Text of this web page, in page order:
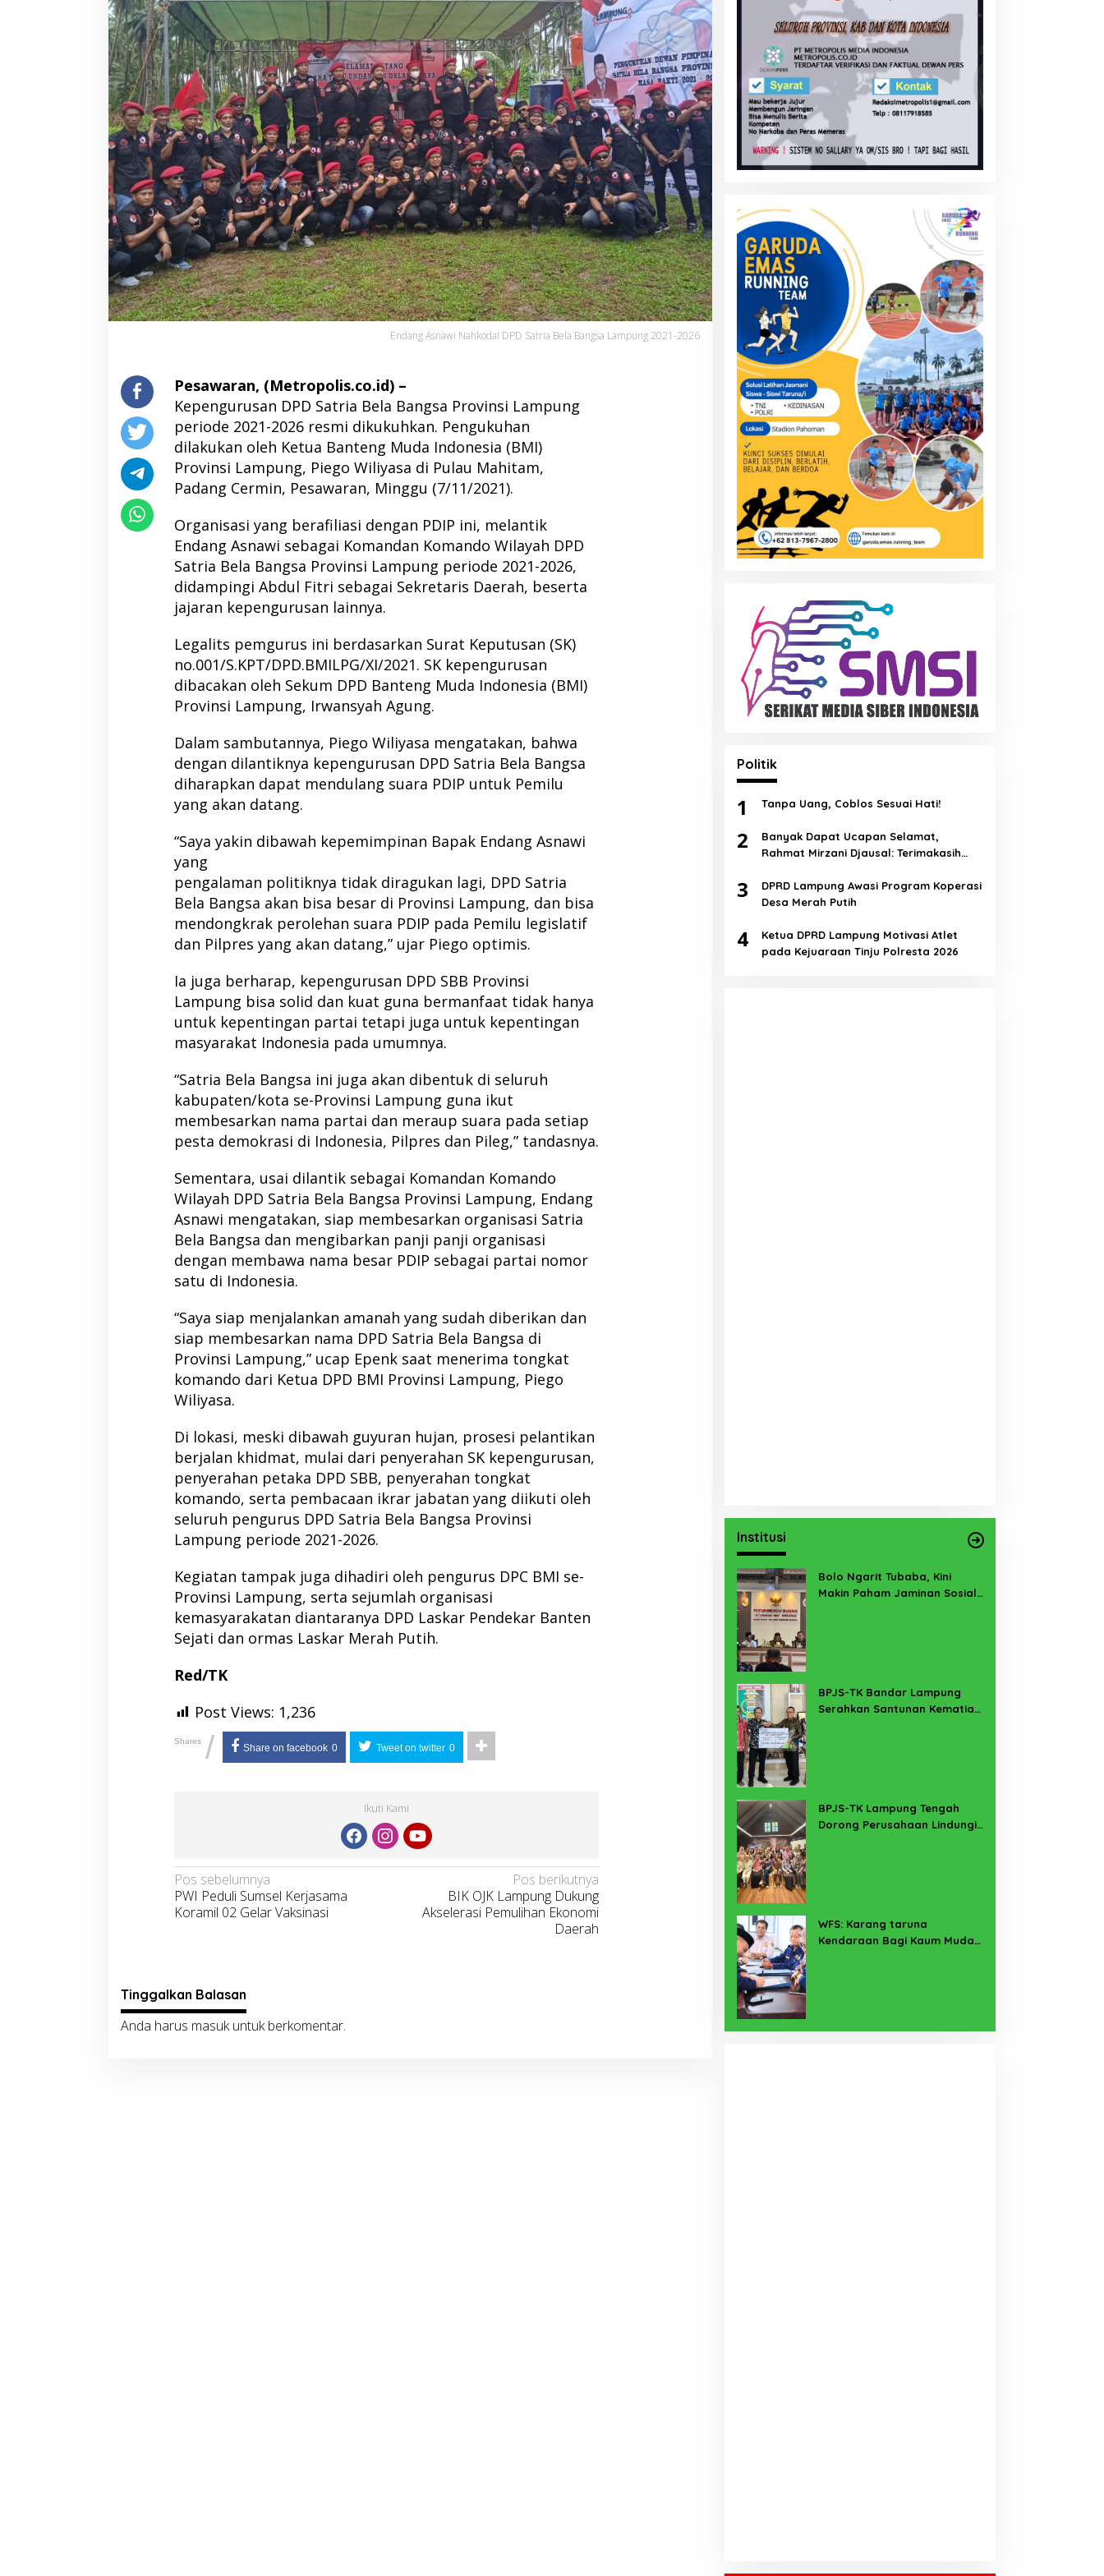
Endang Asnawi Nahkodai DPD Satria Bela Bangsa Lampung 2021-2026
Pesawaran, (Metropolis.co.id) –
Kepengurusan DPD Satria Bela Bangsa Provinsi Lampung
periode 2021-2026 resmi dikukuhkan. Pengukuhan
dilakukan oleh Ketua Banteng Muda Indonesia (BMI)
Provinsi Lampung, Piego Wiliyasa di Pulau Mahitam,
Padang Cermin, Pesawaran, Minggu (7/11/2021).
Organisasi yang berafiliasi dengan PDIP ini, melantik
Endang Asnawi sebagai Komandan Komando Wilayah DPD
Satria Bela Bangsa Provinsi Lampung periode 2021-2026,
didampingi Abdul Fitri sebagai Sekretaris Daerah, beserta
jajaran kepengurusan lainnya.
Legalits pemgurus ini berdasarkan Surat Keputusan (SK)
no.001/S.KPT/DPD.BMILPG/XI/2021. SK kepengurusan
dibacakan oleh Sekum DPD Banteng Muda Indonesia (BMI)
Provinsi Lampung, Irwansyah Agung.
Dalam sambutannya, Piego Wiliyasa mengatakan, bahwa
dengan dilantiknya kepengurusan DPD Satria Bela Bangsa
diharapkan dapat mendulang suara PDIP untuk Pemilu
yang akan datang.
“Saya yakin dibawah kepemimpinan Bapak Endang Asnawi
yang
pengalaman politiknya tidak diragukan lagi, DPD Satria
Bela Bangsa akan bisa besar di Provinsi Lampung, dan bisa
mendongkrak perolehan suara PDIP pada Pemilu legislatif
dan Pilpres yang akan datang,” ujar Piego optimis.
Ia juga berharap, kepengurusan DPD SBB Provinsi
Lampung bisa solid dan kuat guna bermanfaat tidak hanya
untuk kepentingan partai tetapi juga untuk kepentingan
masyarakat Indonesia pada umumnya.
“Satria Bela Bangsa ini juga akan dibentuk di seluruh
kabupaten/kota se-Provinsi Lampung guna ikut
membesarkan nama partai dan meraup suara pada setiap
pesta demokrasi di Indonesia, Pilpres dan Pileg,” tandasnya.
Sementara, usai dilantik sebagai Komandan Komando
Wilayah DPD Satria Bela Bangsa Provinsi Lampung, Endang
Asnawi mengatakan, siap membesarkan organisasi Satria
Bela Bangsa dan mengibarkan panji panji organisasi
dengan membawa nama besar PDIP sebagai partai nomor
satu di Indonesia.
“Saya siap menjalankan amanah yang sudah diberikan dan
siap membesarkan nama DPD Satria Bela Bangsa di
Provinsi Lampung,” ucap Epenk saat menerima tongkat
komando dari Ketua DPD BMI Provinsi Lampung, Piego
Wiliyasa.
Di lokasi, meski dibawah guyuran hujan, prosesi pelantikan
berjalan khidmat, mulai dari penyerahan SK kepengurusan,
penyerahan petaka DPD SBB, penyerahan tongkat
komando, serta pembacaan ikrar jabatan yang diikuti oleh
seluruh pengurus DPD Satria Bela Bangsa Provinsi
Lampung periode 2021-2026.
Kegiatan tampak juga dihadiri oleh pengurus DPC BMI se-
Provinsi Lampung, serta sejumlah organisasi
kemasyarakatan diantaranya DPD Laskar Pendekar Banten
Sejati dan ormas Laskar Merah Putih.
Red/TK
Post Views: 1,236
Shares / Share on facebook 0 Tweet on twitter 0
Ikuti Kami
Navigasi
pos
Pos sebelumnya
PWI Peduli Sumsel Kerjasama
Koramil 02 Gelar Vaksinasi
Pos berikutnya
BIK OJK Lampung Dukung
Akselerasi Pemulihan Ekonomi
Daerah
Tinggalkan Balasan
Anda harus masukuntuk berkomentar.
Politik
1 Tanpa Uang, Coblos Sesuai Hati!
2
Banyak Dapat Ucapan Selamat,
Rahmat Mirzani Djausal: Terimakasih
3
DPRD Lampung Awasi Program Koperasi
Desa Merah Putih
4
Ketua DPRD Lampung Motivasi Atlet
pada Kejuaraan Tinju Polresta 2026
Institusi
Bolo Ngarit Tubaba, Kini
Makin Paham Jaminan Sosial
BPJS-TK Bandar Lampung
Serahkan Santunan Kematian
BPJS-TK Lampung Tengah
Dorong Perusahaan Lindungi
WFS: Karang taruna
Kendaraan Bagi Kaum Muda